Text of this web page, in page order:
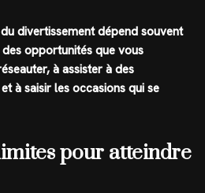
divertissement dépend souvent
opportunités que vous
à assister à des
à saisir les occasions qui se
pour atteindre